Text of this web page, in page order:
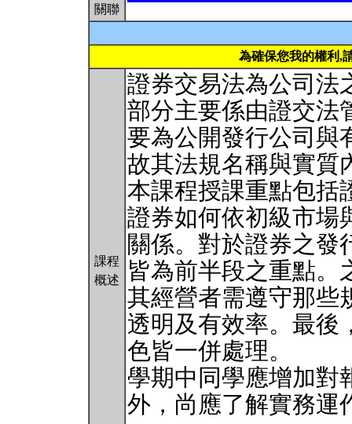
關聯
為確保您我的權利,
課程
概述
證券交易法為公司法
部分主要係由證交法
要為公開發行公司與
故其法規名稱與實質
本課程授課重點包括
證券如何依初級市場
關係。對於證券之發
皆為前半段之重點。
其經營者需遵守那些
透明及有效率。最後
色皆一併處理。
學期中同學應增加對
外，尚應了解實務運